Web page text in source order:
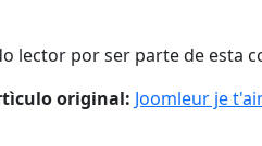
lector por ser parte de esta
original: Joomleur je